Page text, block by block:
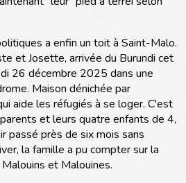
a enfin un toit à Saint-Malo.
et Josette, arrivée du Burundi cet
26 décembre 2025 dans une
Maison dénichée par
aide les réfugiés à se loger. C'est
et leurs quatre enfants de 4,
passé près de six mois sans
la famille a pu compter sur la
et Malouines.